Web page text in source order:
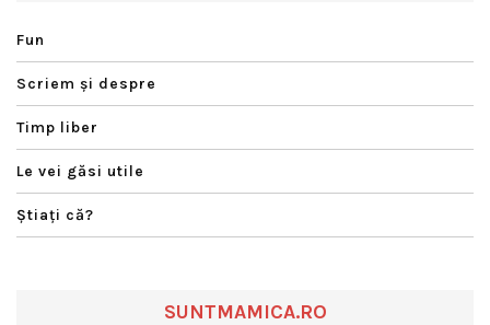
Fun
Scriem şi despre
Timp liber
Le vei găsi utile
Ştiaţi că?
SUNTMAMICA.RO